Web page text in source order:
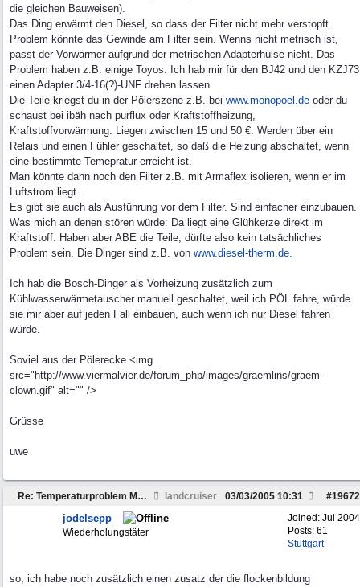
die gleichen Bauweisen).
Das Ding erwärmt den Diesel, so dass der Filter nicht mehr verstopft.
Problem könnte das Gewinde am Filter sein. Wenns nicht metrisch ist,
passt der Vorwärmer aufgrund der metrischen Adapterhülse nicht. Das
Problem haben z.B. einige Toyos. Ich hab mir für den BJ42 und den KZJ73
einen Adapter 3/4-16(?)-UNF drehen lassen.
Die Teile kriegst du in der Pölerszene z.B. bei www.monopoel.de oder du
schaust bei ibäh nach purflux oder Kraftstoffheizung,
Kraftstoffvorwärmung. Liegen zwischen 15 und 50 €. Werden über ein
Relais und einen Fühler geschaltet, so daß die Heizung abschaltet, wenn
eine bestimmte Temepratur erreicht ist.
Man könnte dann noch den Filter z.B. mit Armaflex isolieren, wenn er im
Luftstrom liegt.
Es gibt sie auch als Ausführung vor dem Filter. Sind einfacher einzubauen.
Was mich an denen stören würde: Da liegt eine Glühkerze direkt im
Kraftstoff. Haben aber ABE die Teile, dürfte also kein tatsächliches
Problem sein. Die Dinger sind z.B. von www.diesel-therm.de.
Ich hab die Bosch-Dinger als Vorheizung zusätzlich zum
Kühlwasserwärmetauscher manuell geschaltet, weil ich PÖL fahre, würde
sie mir aber auf jeden Fall einbauen, auch wenn ich nur Diesel fahren
würde.
Soviel aus der Pölerecke <img
src="http://www.viermalvier.de/forum_php/images/graemlins/graem-
clown.gif" alt="" />
Grüsse
uwe
Re: Temperaturproblem MD22 landcruiser #19672
03/03/2005 10:31
Joined: Jul 2004
Posts: 61
Stuttgart
jodelsepp
Wiederholungstäter
so, ich habe noch zusätzlich einen zusatz der die flockenbildung